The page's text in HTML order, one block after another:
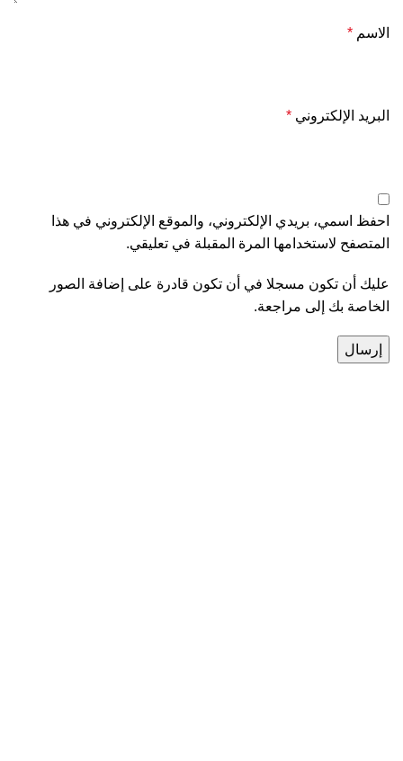
الاسم *
البريد الإلكتروني *
احفظ اسمي، بريدي الإلكتروني، والموقع الإلكتروني في هذا
المتصفح لاستخدامها المرة المقبلة في تعليقي.
عليك أن تكون مسجلا في أن تكون قادرة على إضافة الصور
الخاصة بك إلى مراجعة.